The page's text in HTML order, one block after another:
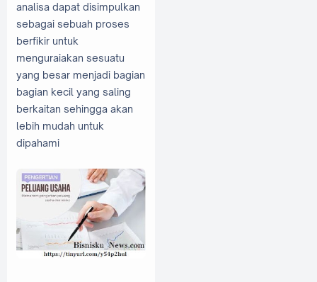
analisa dapat disimpulkan
sebagai sebuah proses
berfikir untuk
menguraiakan sesuatu
yang besar menjadi bagian
bagian kecil yang saling
berkaitan sehingga akan
lebih mudah untuk
dipahami